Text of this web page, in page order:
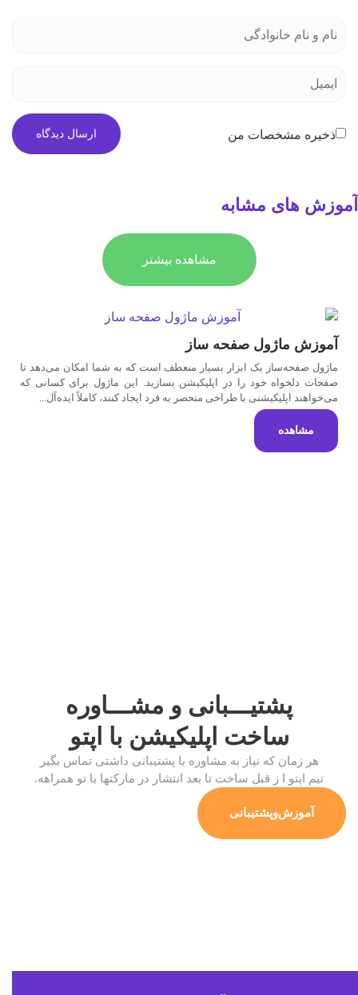
ذخیره مشخصات من
آموزش های مشابه
مشاهده بیشتر
آموزش ماژول صفحه ساز
ماژول صفحه‌ساز یک ابزار بسیار منعطف است که به شما امکان می‌دهد تا
صفحات دلخواه خود را در اپلیکیشن بسازید. این ماژول برای کسانی که
می‌خواهند اپلیکیشنی با طراحی منحصر به فرد ایجاد کنند، کاملاً ایده‌آل...
مشاهده
پشتیـــبانی و مشـــاوره
ساخت اپلیکیشن با اپتو
هر زمان که نیاز به مشاوره یا پشتیبانی داشتی تماس بگیر
تیم اپتو ا ز قبل ساخت تا بعد انتشار در مارکتها با تو همراهه.
آموزش‌وپشتیبانی